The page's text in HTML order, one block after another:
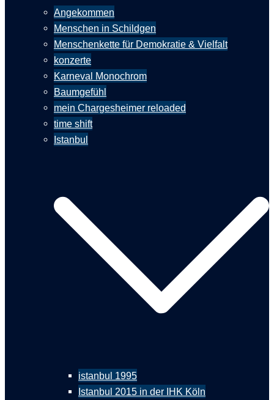
Angekommen
Menschen in Schildgen
Menschenkette für Demokratie & Vielfalt
konzerte
Karneval Monochrom
Baumgefühl
mein Chargesheimer reloaded
time shift
Istanbul
istanbul 1995
Istanbul 2015 in der IHK Köln